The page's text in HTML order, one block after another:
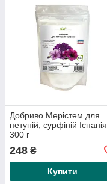
Добриво Мерістем для
петуній, сурфіній Іспанія
300 г
248 ₴
Купити